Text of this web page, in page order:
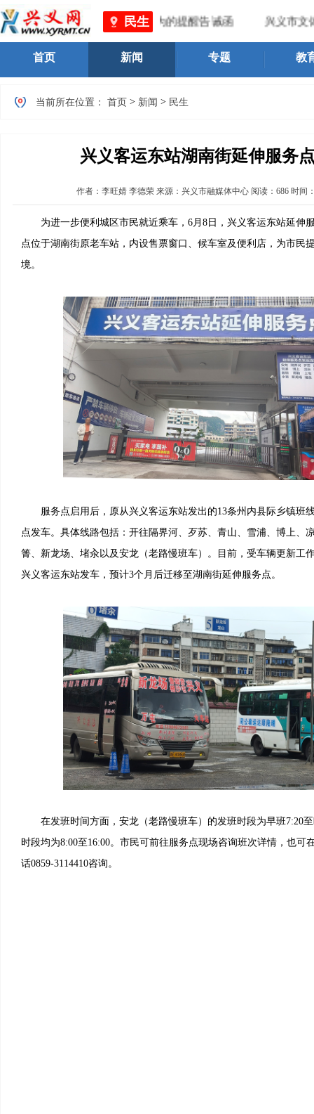
民生
规范我州旅游市场价格行为的提醒告诫函 兴义市文体
首页 新闻 专题 教
当前所在位置： 首页 > 新闻 > 民生
兴义客运东站湖南街延伸服务
作者： 李旺婧 李德荣 来源：兴义市融媒体中心 阅读： 686 时间
为进一步便利城区市民就近乘车，6月8日，兴义客运东站延伸
点位于湖南街原老车站，内设售票窗口、候车室及便利店，为市民
境。
服务点启用后，原从兴义客运东站发出的13条州内县际乡镇班
点发车。具体线路包括：开往隔界河、歹苏、青山、雪浦、博上、
箐、新龙场、堵汆以及安龙（老路慢班车）。目前，受车辆更新工
兴义客运东站发车，预计3个月后迁移至湖南街延伸服务点。
在发班时间方面，安龙（老路慢班车）的发班时段为早班7:20至
时段均为8:00至16:00。市民可前往服务点现场咨询班次详情，也可
话0859-3114410咨询。